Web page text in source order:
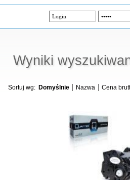
Wyniki
Sortuj wg: Domyślnie Nazwa Cena